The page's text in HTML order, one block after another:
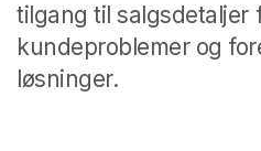
tilgang til salgsdetaljer
kundeproblemer og
løsninger.